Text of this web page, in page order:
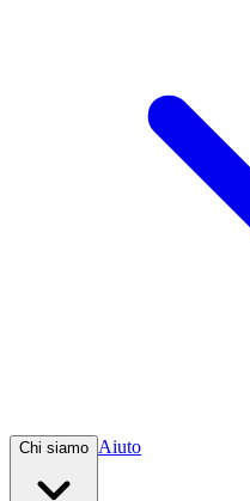
Chi siamo Aiuto